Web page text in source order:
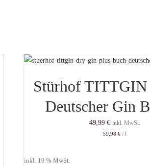
Stürhof TITTGIN
Deutscher Gin
49,99€ inkl. MwSt.
59,98€ /l
inkl. 19 % MwSt.